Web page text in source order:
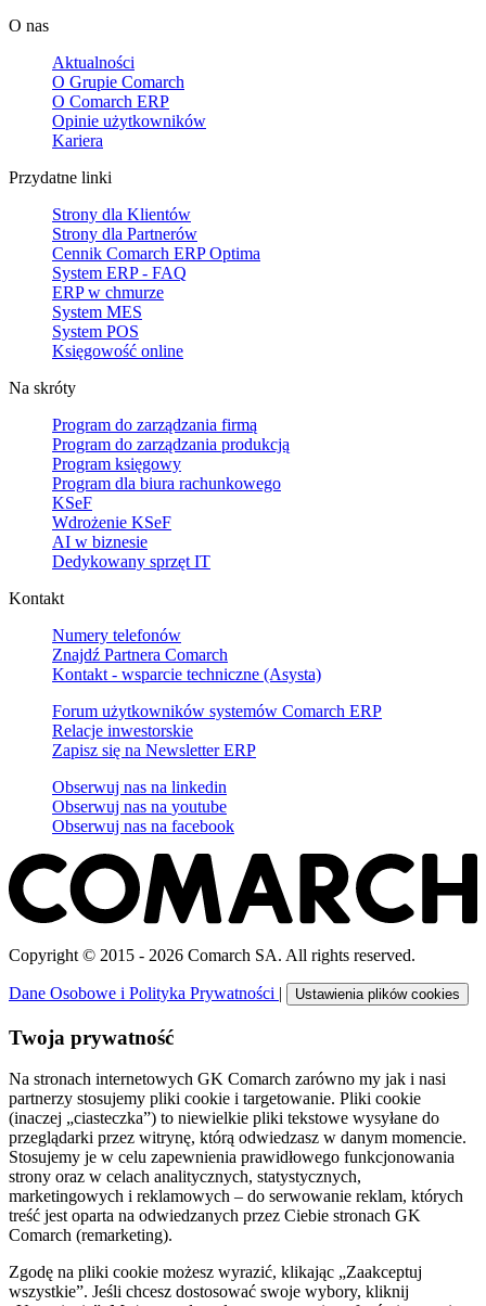
O nas
Aktualności
O Grupie Comarch
O Comarch ERP
Opinie użytkowników
Kariera
Przydatne linki
Strony dla Klientów
Strony dla Partnerów
Cennik Comarch ERP Optima
System ERP - FAQ
ERP w chmurze
System MES
System POS
Księgowość online
Na skróty
Program do zarządzania firmą
Program do zarządzania produkcją
Program księgowy
Program dla biura rachunkowego
KSeF
Wdrożenie KSeF
AI w biznesie
Dedykowany sprzęt IT
Kontakt
Numery telefonów
Znajdź Partnera Comarch
Kontakt - wsparcie techniczne (Asysta)
Forum użytkowników systemów Comarch ERP
Relacje inwestorskie
Zapisz się na Newsletter ERP
Obserwuj nas na linkedin
Obserwuj nas na youtube
Obserwuj nas na facebook
Copyright © 2015 - 2026 Comarch SA. All rights reserved.
Dane Osobowe i Polityka Prywatności | Ustawienia plików cookies
Twoja prywatność
Na stronach internetowych GK Comarch zarówno my jak i nasi
partnerzy stosujemy pliki cookie i targetowanie. Pliki cookie
(inaczej „ciasteczka”) to niewielkie pliki tekstowe wysyłane do
przeglądarki przez witrynę, którą odwiedzasz w danym momencie.
Stosujemy je w celu zapewnienia prawidłowego funkcjonowania
strony oraz w celach analitycznych, statystycznych,
marketingowych i reklamowych – do serwowanie reklam, których
treść jest oparta na odwiedzanych przez Ciebie stronach GK
Comarch (remarketing).
Zgodę na pliki cookie możesz wyrazić, klikając „Zaakceptuj
wszystkie”. Jeśli chcesz dostosować swoje wybory, kliknij